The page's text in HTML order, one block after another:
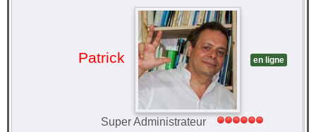
Patrick en ligne
Super Administrateur